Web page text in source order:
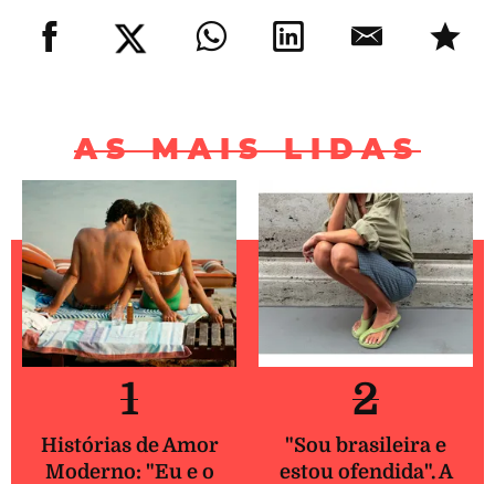
AS MAIS LIDAS
1
Histórias de Amor
Moderno: "Eu e o
2
"Sou brasileira e
estou ofendida". A